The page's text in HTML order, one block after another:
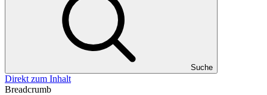
Suche
Direkt zum Inhalt
Breadcrumb